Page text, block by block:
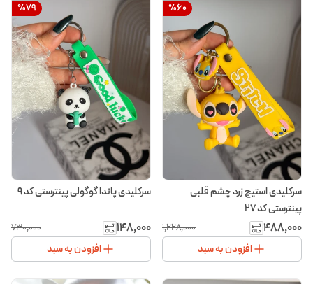
%60
سرکلیدی استیج زرد چشم قلبی
پینترستی کد ۲۷
۴۸۸٬۰۰۰ ۱٬۲۲۸٬۰۰۰
افزودن به سبد
%79
سرکلیدی پاندا گوگولی پینترستی کد ۹
۱۴۸٬۰۰۰ ۷۳۰٬۰۰۰
افزودن به سبد